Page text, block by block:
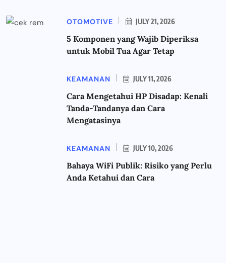
OTOMOTIVE JULY 21, 2026
5 Komponen yang Wajib Diperiksa
untuk Mobil Tua Agar Tetap
KEAMANAN JULY 11, 2026
Cara Mengetahui HP Disadap: Kenali
Tanda-Tandanya dan Cara
Mengatasinya
KEAMANAN JULY 10, 2026
Bahaya WiFi Publik: Risiko yang Perlu
Anda Ketahui dan Cara